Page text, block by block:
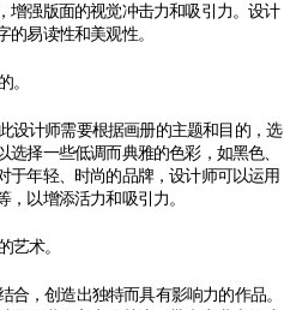
增强版面的视觉冲击力和吸引力。设计
的易读性和美观性。
。
设计师需要根据画册的主题和目的，选
择一些低调而典雅的色彩，如黑色、
于年轻、时尚的品牌，设计师可以运用
以增添活力和吸引力。
艺术。
合，创造出独特而具有影响力的作品。